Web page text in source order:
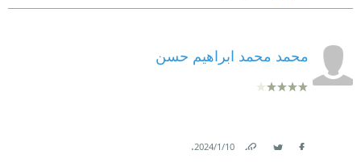
محمد محمد ابراهيم حسن
10‏/1‏/2024
.